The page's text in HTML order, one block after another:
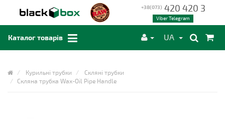
+38(073) 420 420 3
Viber Telegram
Каталог товарів UA
Курильні трубки
Скляні трубки
Скляна трубка Wax-Oil Pipe Handle